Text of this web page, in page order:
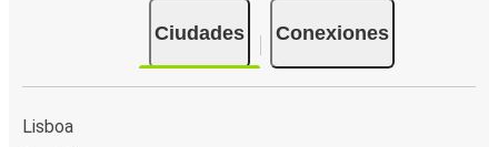
Ciudades Conexiones
Lisboa